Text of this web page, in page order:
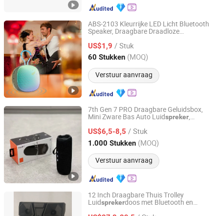
ABS-2103 Kleurrijke LED Licht Bluetooth
Speaker, Draagbare Draadloze
voor Feesten, Reizen &
Buitenevenementen
US$1,9 / Stuk
60 Stukken (MOQ)
Verstuur aanvraag
Dongguan Infocore Electronic Technology Co., Ltd
Guangdong, China Sinds 2026
7th Gen 7 PRO Draagbare Geluidsbox,
Mini Zware Bas Auto Luidspreker,
Audio Apparaat
US$6,5-8,5 / Stuk
1.000 Stukken (MOQ)
Verstuur aanvraag
Shenzhen Aidi Xinsheng Trading Co., Ltd.
Guangdong, China Sinds 2025
12 Inch Draagbare Thuis Trolley
Luidsprekerdoos met Bluetooth en
Ningbo ASM Electronics Technology Co., Ltd.